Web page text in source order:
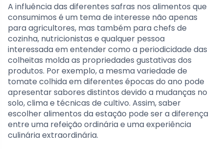
A influência das diferentes safras nos alimentos que
consumimos é um tema de interesse não apenas
para agricultores, mas também para chefs de
cozinha, nutricionistas e qualquer pessoa
interessada em entender como a periodicidade das
colheitas molda as propriedades gustativas dos
produtos. Por exemplo, a mesma variedade de
tomate colhida em diferentes épocas do ano pode
apresentar sabores distintos devido a mudanças no
solo, clima e técnicas de cultivo. Assim, saber
escolher alimentos da estação pode ser a diferença
entre uma refeição ordinária e uma experiência
culinária extraordinária.